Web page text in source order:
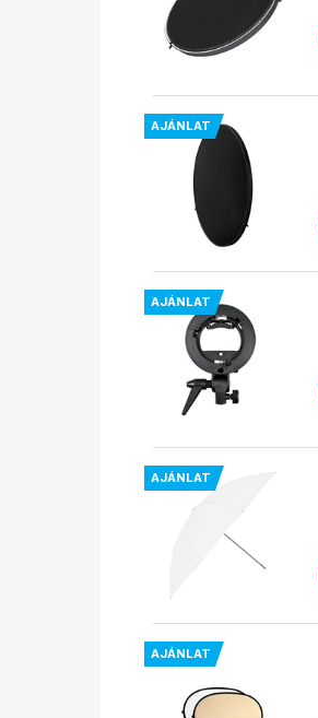
AJÁNLAT
AJÁNLAT
AJÁNLAT
AJÁNLAT